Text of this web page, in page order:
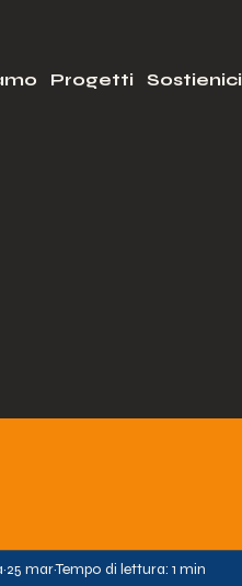
Progetti Sostienici
25 marTempo di lettura: 1 min